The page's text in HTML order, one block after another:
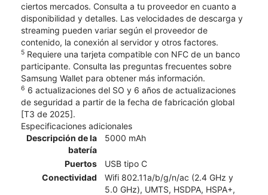
ciertos mercados. Consulta a tu proveedor en cuanto a
disponibilidad y detalles. Las velocidades de descarga y
streaming pueden variar según el proveedor de
contenido, la conexión al servidor y otros factores.
5 Requiere una tarjeta compatible con NFC de un banco
participante. Consulta las preguntas frecuentes sobre
Samsung Wallet para obtener más información.
6 6 actualizaciones del SO y 6 años de actualizaciones
de seguridad a partir de la fecha de fabricación global
[T3 de 2025].
Especificaciones adicionales
Descripción de la
batería
5000 mAh
Puertos
USB tipo C
Conectividad
Wifi 802.11a/b/g/n/ac (2.4 GHz y
5.0 GHz), UMTS, HSDPA, HSPA+,